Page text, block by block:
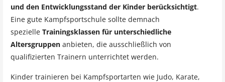
und den Entwicklungsstand der Kinder berücksichtigt.
Eine gute Kampfsportschule sollte demnach
spezielle Trainingsklassen für unterschiedliche
Altersgruppenanbieten, die ausschließlich von
qualifizierten Trainern unterrichtet werden.
Kinder trainieren bei Kampfsportarten wie Judo, Karate,